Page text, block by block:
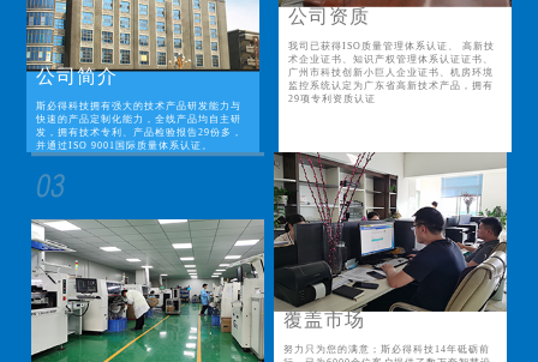
公司简介
斯必得科技拥有强大的技术产品研发能力与
快速的产品定制化能力，全线产品均自主研
发，拥有技术专利、产品检验报告29份多，
并通过ISO 9001国际质量体系认证。
公司资质
我司已获得ISO质量管理体系认证、 高新技
术企业证书、知识产权管理体系认证证书、
广州市科技创新小巨人企业证书、机房环境
监控系统认定为广东省高新技术产品，拥有
29项专利资质认证
覆盖市场
努力只为您的满意；斯必得科技14年砥砺前